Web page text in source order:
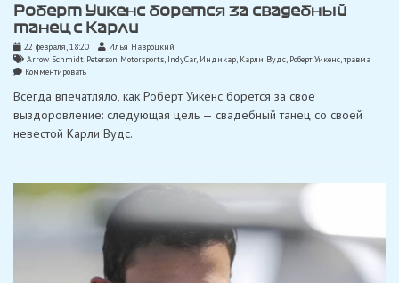
Роберт Уикенс борется за свадебный
танец с Карли
22 февраля, 18:20
Илья Навроцкий
Arrow Schmidt Peterson Motorsports, IndyCar, Индикар, Карли Вудс, Роберт Уикенс,травма
Комментироватьon
Уикенс
за
свадебный
Всегда впечатляло, как Роберт Уикенс борется за свое
выздоровление: следующая цель — свадебный танец со своей
невестой Карли Вудс.